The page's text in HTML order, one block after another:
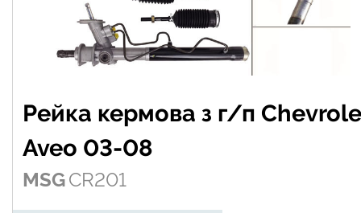
Рейка кермова з г/п
Aveo 03-08
MSGCR201